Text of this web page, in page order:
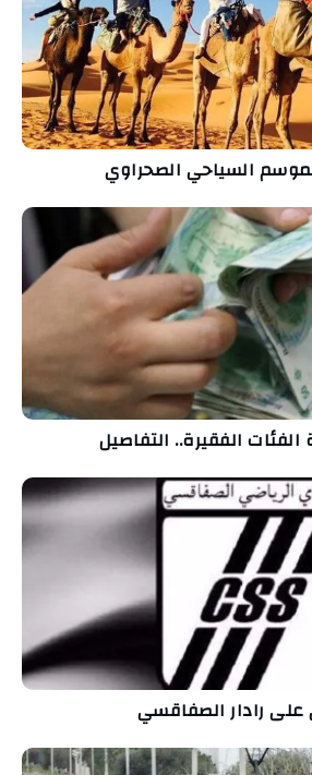
السياحي الصحراوي
الفقيرة.. التفاصيل
رادار الصفاقسي